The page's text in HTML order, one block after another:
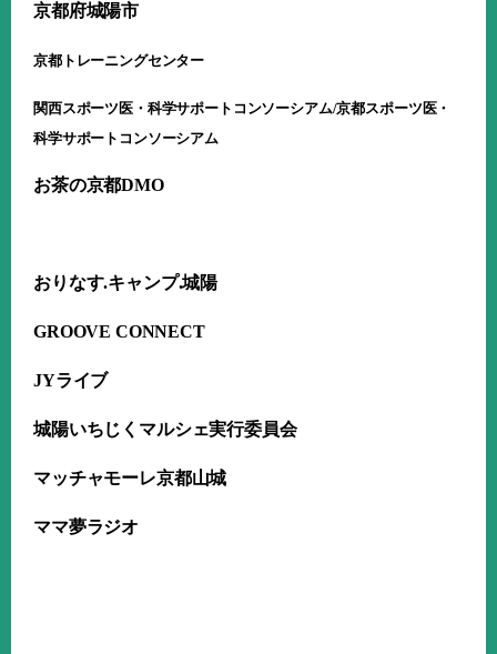
京都府城陽市
京都トレーニングセンター
関西スポーツ医・科学サポートコンソーシアム/京都スポーツ医・
科学サポートコンソーシアム
お茶の京都DMO
おりなす.キャンプ.城陽
GROOVE CONNECT
JYライブ
城陽いちじくマルシェ実行委員会
マッチャモーレ京都山城
ママ夢ラジオ